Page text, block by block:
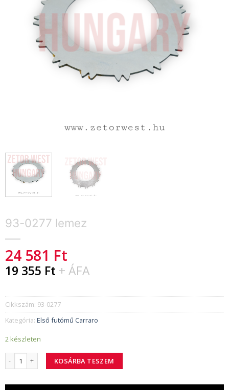
93-0277 lemez
24 581 Ft
19 355 Ft + ÁFA
Cikkszám: 93-0277
Kategória: Első futómű Carraro
2 készleten
93-0277 lemez mennyiségKOSÁRBA TESZEM